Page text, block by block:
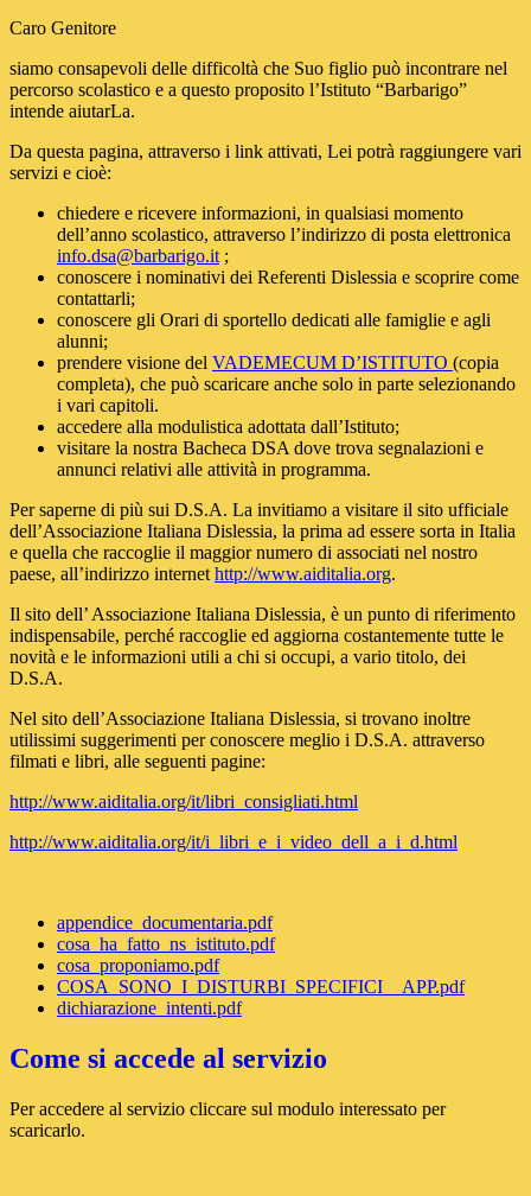
Caro Genitore
siamo consapevoli delle difficoltà che Suo figlio può incontrare nel
percorso scolastico e a questo proposito l’Istituto “Barbarigo”
intende aiutarLa.
Da questa pagina, attraverso i link attivati, Lei potrà raggiungere vari
servizi e cioè:
chiedere e ricevere informazioni, in qualsiasi momento
dell’anno scolastico, attraverso l’indirizzo di posta elettronica
info.dsa@barbarigo.it ;
conoscere i nominativi dei Referenti Dislessia e scoprire come
contattarli;
conoscere gli Orari di sportello dedicati alle famiglie e agli
alunni;
prendere visione del VADEMECUM D’ISTITUTO (copia
completa), che può scaricare anche solo in parte selezionando
i vari capitoli.
accedere alla modulistica adottata dall’Istituto;
visitare la nostra Bacheca DSA dove trova segnalazioni e
annunci relativi alle attività in programma.
Per saperne di più sui D.S.A. La invitiamo a visitare il sito ufficiale
dell’Associazione Italiana Dislessia, la prima ad essere sorta in Italia
e quella che raccoglie il maggior numero di associati nel nostro
paese, all’indirizzo internet http://www.aiditalia.org.
Il sito dell’ Associazione Italiana Dislessia, è un punto di riferimento
indispensabile, perché raccoglie ed aggiorna costantemente tutte le
novità e le informazioni utili a chi si occupi, a vario titolo, dei
D.S.A.
Nel sito dell’Associazione Italiana Dislessia, si trovano inoltre
utilissimi suggerimenti per conoscere meglio i D.S.A. attraverso
filmati e libri, alle seguenti pagine:
http://www.aiditalia.org/it/libri_consigliati.html
http://www.aiditalia.org/it/i_libri_e_i_video_dell_a_i_d.html
appendice_documentaria.pdf
cosa_ha_fatto_ns_istituto.pdf
cosa_proponiamo.pdf
COSA_SONO_I_DISTURBI_SPECIFICI__APP.pdf
dichiarazione_intenti.pdf
Come si accede al servizio
Per accedere al servizio cliccare sul modulo interessato per
scaricarlo.